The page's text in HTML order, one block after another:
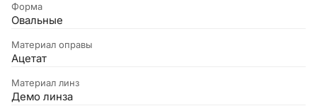
Форма
Овальные
Материал оправы
Ацетат
Материал линз
Демо линза